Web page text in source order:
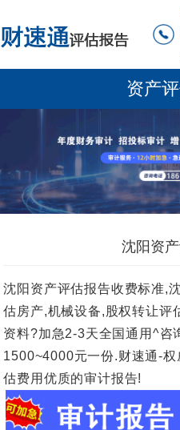
资产
沈阳资
沈阳资产评估报告收费标准,
估房产,机械设备,股权转让评
资料?加急2-3天全国通用^
1500~4000元一份.财速通-
估费用优质的审计报告!